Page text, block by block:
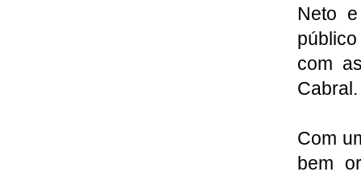
Neto
com
Cabral.
Com
bem